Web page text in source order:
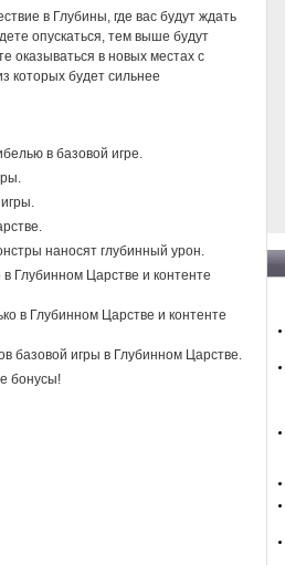
в Глубины, где вас будут ждать
опускаться, тем выше будут
оказываться в новых местах с
которых будет сильнее
в базовой игре.
наносят глубинный урон.
Глубинном Царстве и контенте
в Глубинном Царстве и контенте
базовой игры в Глубинном Царстве.
бонусы!